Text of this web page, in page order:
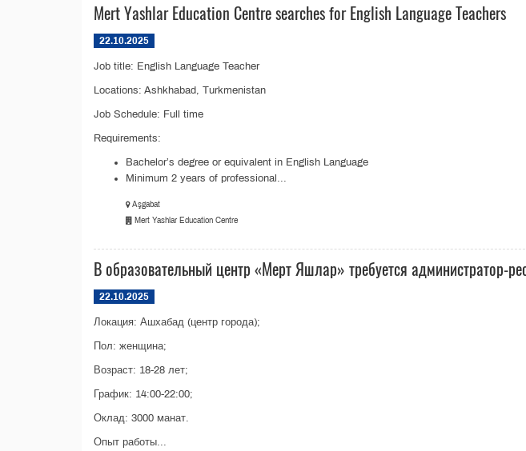
Mert Yashlar Education Centre searches for English Language Teachers
22.10.2025
Job title: English Language Teacher
Locations: Ashkhabad, Turkmenistan
Job Schedule: Full time
Requirements:
Bachelor’s degree or equivalent in English Language
Minimum 2 years of professional...
Aşgabat
Mert Yashlar Education Centre
В образовательный центр «Мерт Яшлар» требуется администратор-
22.10.2025
Локация: Ашхабад (центр города);
Пол: женщина;
Возраст: 18-28 лет;
График: 14:00-22:00;
Оклад: 3000 манат.
Опыт работы...